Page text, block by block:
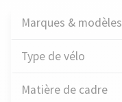
Marques & modèles
Type de vélo
Matière de cadre